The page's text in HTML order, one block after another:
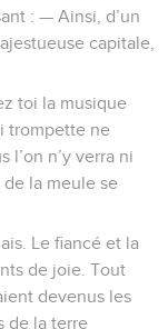
: — Ainsi, d’un
capitale,
toi la musique
trompette ne
l’on n’y verra ni
de la meule se
Le fiancé et la
de joie. Tout
devenus les
de la terre